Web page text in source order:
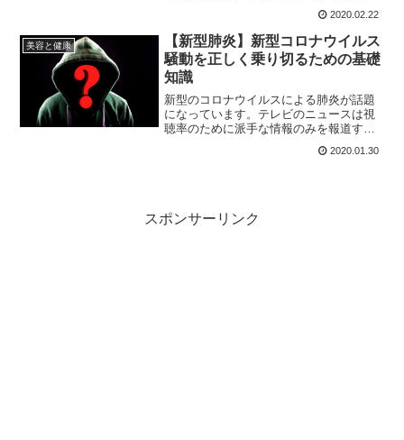
よる感染症「COVID-19」について可能な
限り新しい情報を入れ込みながら、まと
めてみました。
2020.02.22
美容と健康
【新型肺炎】新型コロナウイルス
騒動を正しく乗り切るための基礎
知識
新型のコロナウイルスによる肺炎が話題
になっています。テレビのニュースは視
聴率のために派手な情報のみを報道する
を正しく乗り切るために知っておくべき
2020.01.30
スポンサーリンク